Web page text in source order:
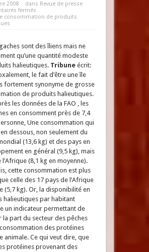
2008 dans Revue de presse
fermés
consommation de produits
sont des îliens mais ne
qu’une quantité modeste
halieutiques. Tribuneécrit:
le fait d’être une île
fortement synonyme de grosse
de produits halieutiques.
les données de la FAO , les
en consomment près de 7,4
Une consommation qui
dessous, non seulement du
(13,6 kg) et des pays en
en général (9,5 kg), mais
l’Afrique (8,1 kg en moyenne).
cette consommation est plus
celle des 17 pays de l’Afrique
(5,7 kg). Or, la disponibilité en
halieutiques par habitant
un indicateur permettant de
la part du secteur des pêches
des protéines
animale. Ce qui veut dire, que
protéines provenant des